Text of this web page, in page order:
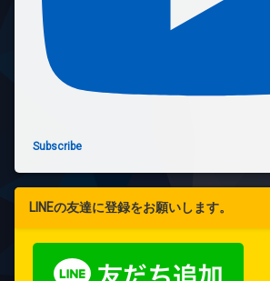
Subscribe
LINEの友達に登録をお願いします。